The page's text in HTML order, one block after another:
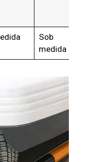
Sob
medida